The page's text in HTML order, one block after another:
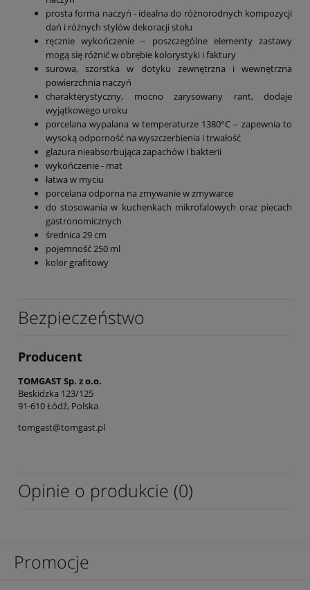
prosta forma naczyń - idealna do różnorodnych kompozycji
dań i różnych stylów dekoracji stołu
ręcznie wykończenie – poszczególne elementy zastawy
mogą się różnić w obrębie kolorystyki i faktury
surowa, szorstka w dotyku zewnętrzna i wewnętrzna
powierzchnia naczyń
charakterystyczny, mocno zarysowany rant, dodaje
wyjątkowego uroku
porcelana wypalana w temperaturze 1380°C – zapewnia to
wysoką odporność na wyszczerbienia i trwałość
glazura nieabsorbująca zapachów i bakterii
wykończenie - mat
łatwa w myciu
porcelana odporna na zmywanie w zmywarce
do stosowania w kuchenkach mikrofalowych oraz piecach
gastronomicznych
średnica 29 cm
pojemność 250 ml
kolor grafitowy
Bezpieczeństwo
Producent
TOMGAST Sp. z o.o.
Beskidzka 123/125
91-610 Łódź, Polska
tomgast@tomgast.pl
Opinie o produkcie (0)
Promocje